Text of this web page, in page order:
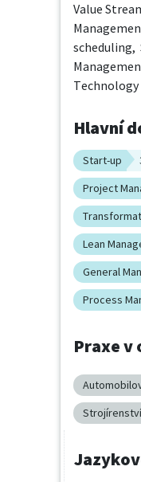
Value
scheduling,
Hlavní
Start-up
Project
Lean
General
Process
Praxe v
Strojírenství